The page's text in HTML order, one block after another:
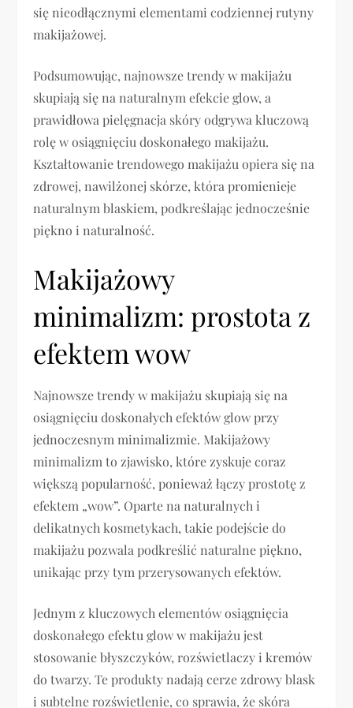
się nieodłącznymi elementami codziennej rutyny
makijażowej.
Podsumowując, najnowsze trendy w makijażu
skupiają się na naturalnym efekcie glow, a
prawidłowa pielęgnacja skóry odgrywa kluczową
rolę w osiągnięciu doskonałego makijażu.
Kształtowanie trendowego makijażu opiera się na
zdrowej, nawilżonej skórze, która promienieje
naturalnym blaskiem, podkreślając jednocześnie
piękno i naturalność.
Makijażowy
minimalizm: prostota z
efektem wow
Najnowsze trendy w makijażu skupiają się na
osiągnięciu doskonałych efektów glow przy
jednoczesnym minimalizmie. Makijażowy
minimalizm to zjawisko, które zyskuje coraz
większą popularność, ponieważ łączy prostotę z
efektem „wow”. Oparte na naturalnych i
delikatnych kosmetykach, takie podejście do
makijażu pozwala podkreślić naturalne piękno,
unikając przy tym przerysowanych efektów.
Jednym z kluczowych elementów osiągnięcia
doskonałego efektu glow w makijażu jest
stosowanie błyszczyków, rozświetlaczy i kremów
do twarzy. Te produkty nadają cerze zdrowy blask
i subtelne rozświetlenie, co sprawia, że skóra